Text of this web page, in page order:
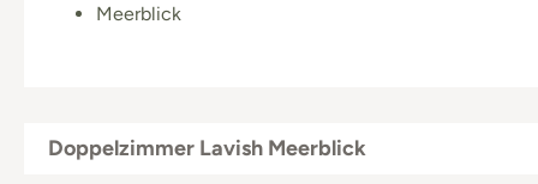
Meerblick
Doppelzimmer Lavish Meerblick